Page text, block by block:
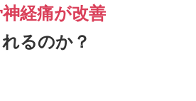
経痛が改善
るのか？